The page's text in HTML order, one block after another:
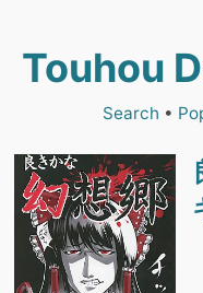
Touhou
Search •